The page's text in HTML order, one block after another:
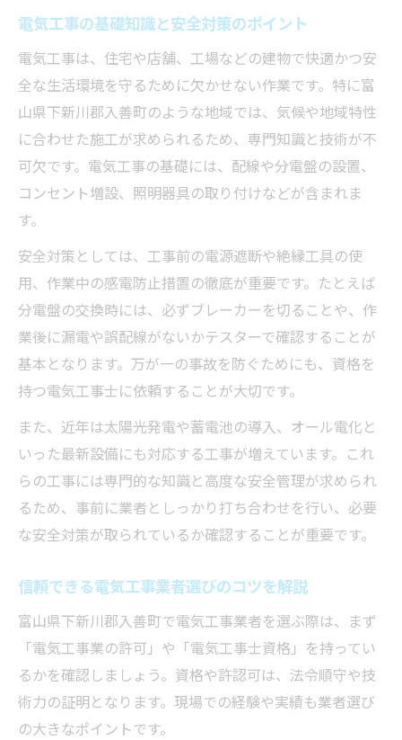
電気工事で守る住宅の安全と安心な生活
電気工事業者の実績が信頼性を左右する理
由
口コミや評価から見る電気工事の信頼度
快適な暮らしに電気工事が欠かせない理由
電気工事で実現する快適な住空間づくり
日常生活を支える電気工事の役割と利点
省エネや防犯に役立つ電気工事の提案例
オール電化の導入を検討する前に知るべき点
オール電化と電気工事の基礎知識を押さえ
る
導入前に確認したい電気工事の費用と流れ
オール電化対応の電気工事業者選びの注意
点
電気工事で変わるオール電化の快適さとは
アフターサポート重視の電気工事選びの秘
太陽光発電と電気工事の最新事情を深掘り
太陽光発電導入に必要な電気工事の流れ
最新の電気工事技術で叶える省エネ生活
太陽光と電気工事の連携がもたらす効果
電気工事業者選びで太陽光発電を安心導入
電気工事の基礎知識と安全対策のポイント
電気工事は、住宅や店舗、工場などの建物で快適かつ安
全な生活環境を守るために欠かせない作業です。特に富
山県下新川郡入善町のような地域では、気候や地域特性
に合わせた施工が求められるため、専門知識と技術が不
可欠です。電気工事の基礎には、配線や分電盤の設置、
コンセント増設、照明器具の取り付けなどが含まれま
す。
安全対策としては、工事前の電源遮断や絶縁工具の使
用、作業中の感電防止措置の徹底が重要です。たとえば
分電盤の交換時には、必ずブレーカーを切ることや、作
業後に漏電や誤配線がないかテスターで確認することが
基本となります。万が一の事故を防ぐためにも、資格を
持つ電気工事士に依頼することが大切です。
また、近年は太陽光発電や蓄電池の導入、オール電化と
いった最新設備にも対応する工事が増えています。これ
らの工事には専門的な知識と高度な安全管理が求められ
るため、事前に業者としっかり打ち合わせを行い、必要
な安全対策が取られているか確認することが重要です。
信頼できる電気工事業者選びのコツを解説
富山県下新川郡入善町で電気工事業者を選ぶ際は、まず
「電気工事業の許可」や「電気工事士資格」を持ってい
るかを確認しましょう。資格や許認可は、法令順守や技
術力の証明となります。現場での経験や実績も業者選び
の大きなポイントです。